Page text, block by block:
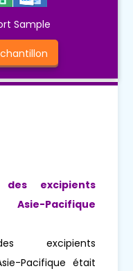
Sample
excipients
Pacifique
excipients
Pacifique était